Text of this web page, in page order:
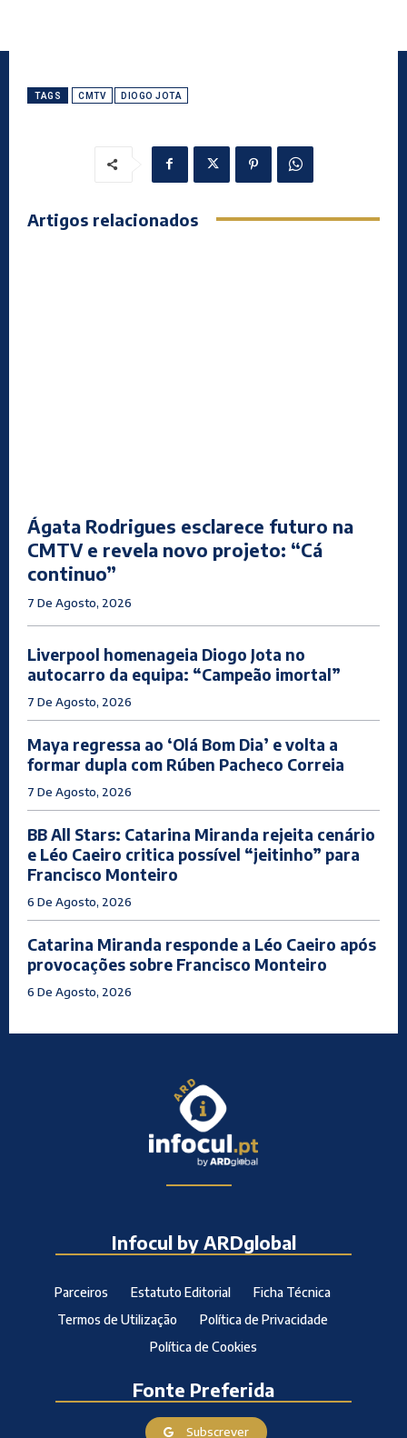
TAGS CMTV DIOGO JOTA
Artigos relacionados
Ágata Rodrigues esclarece futuro na
CMTV e revela novo projeto: “Cá
continuo”
7 De Agosto, 2026
Liverpool homenageia Diogo Jota no
autocarro da equipa: “Campeão imortal”
7 De Agosto, 2026
Maya regressa ao ‘Olá Bom Dia’ e volta a
formar dupla com Rúben Pacheco Correia
7 De Agosto, 2026
BB All Stars: Catarina Miranda rejeita cenário
e Léo Caeiro critica possível “jeitinho” para
Francisco Monteiro
6 De Agosto, 2026
Catarina Miranda responde a Léo Caeiro após
provocações sobre Francisco Monteiro
6 De Agosto, 2026
Infocul by ARDglobal
Parceiros Estatuto Editorial
Ficha Técnica
Termos de Utilização
Política de Privacidade
Política de Cookies
Fonte Preferida
Subscrever